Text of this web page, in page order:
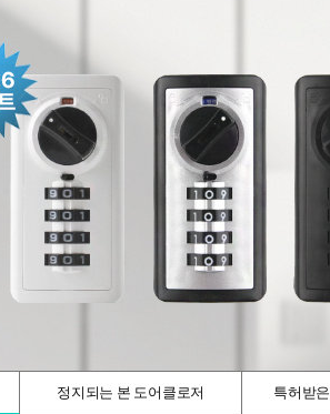
정지되는 본 도어클로저 특허받